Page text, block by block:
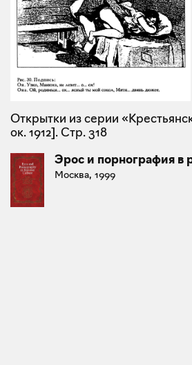
Открытки из серии
ок. 1912]. Стр. 318
Эрос и порнография в
Москва, 1999